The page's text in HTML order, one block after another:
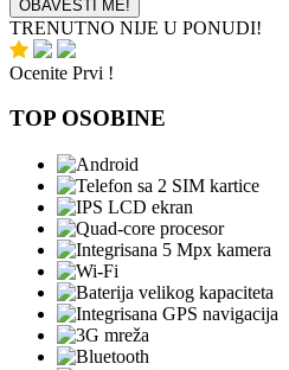
OBAVESTI ME!
TRENUTNO NIJE U PONUDI!
Ocenite Prvi !
TOP OSOBINE